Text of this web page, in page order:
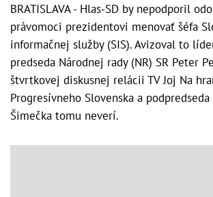
BRATISLAVA - Hlas-SD by nepodporil
právomoci prezidentovi menovať šéfa
informačnej služby (SIS). Avizoval to
predseda Národnej rady (NR) SR Peter
štvrtkovej diskusnej relácii TV Joj Na
Progresívneho Slovenska a
Šimečka tomu neverí.